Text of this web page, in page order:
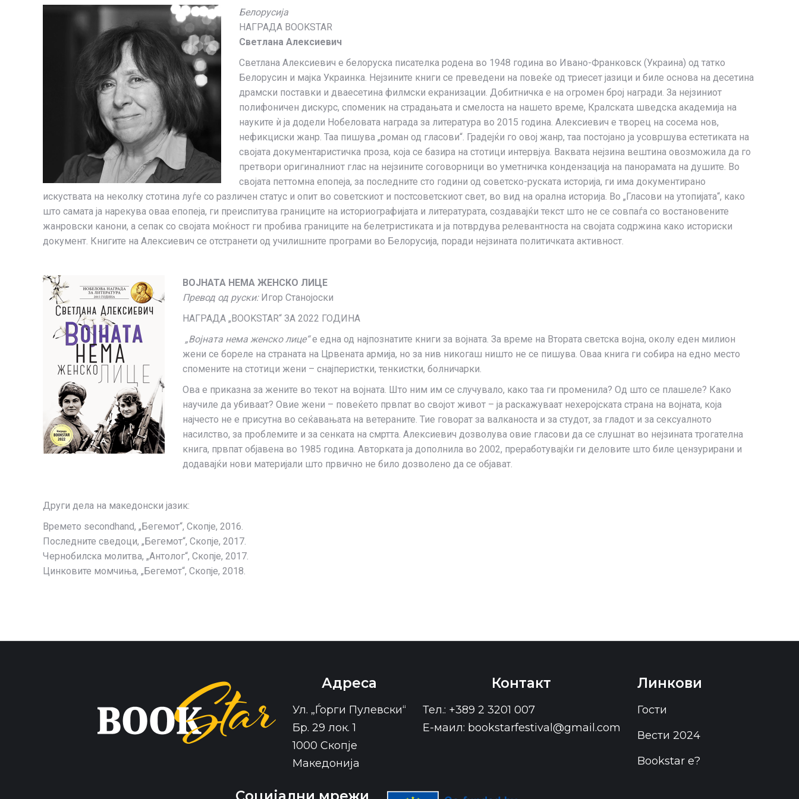
Белорусија
НАГРАДА BOOKSTAR
Светлана Алексиевич
Светлана Алексиевич е белоруска писателка родена во 1948 година во Ивано-Франкoвск (Украина) од татко
Белорусин и мајка Украинка. Нејзините книги се преведени на повеќе од триесет јазици и биле основа на десетина
драмски поставки и дваесетина филмски екранизации. Добитничка е на огромен број награди. За нејзиниот
полифоничен дискурс, споменик на страдањата и смелоста на нашето време, Кралската шведска академија на
науките ѝ ја додели Нобеловата награда за литература во 2015 година. Алексиевич е творец на сосема нов,
нефикциски жанр. Таа пишува „роман од гласови“. Градејќи го овој жанр, таа постојано ја усовршува естетиката на
својата документаристичка проза, која се базира на стотици интервјуа. Ваквата нејзина вештина овозможила да го
претвори оригиналниот глас на нејзините соговорници во уметничка кондензација на панорамата на душите. Во
својата петтомна епопеја, за последните сто години од советско-руската историја, ги има документирано
искуствата на неколку стотина луѓе со различен статус и опит во советскиот и постсоветскиот свет, во вид на орална историја. Во „Гласови на утопијата“, како
што самата ја нарекува оваа епопеја, ги преиспитува границите на историографијата и литературата, создавајќи текст што не се совпаѓа со востановените
жанровски канони, а сепак со својата моќност ги пробива границите на белетристиката и ја потврдува релевантноста на својата содржина како историски
документ. Книгите на Алексиевич се отстранети од училишните програми во Белорусија, поради нејзината политичката активност.
ВОЈНАТА НЕМА ЖЕНСКО ЛИЦЕ
Превод од руски:Игор Станојоски
НАГРАДА „BOOKSTAR“ ЗА 2022 ГОДИНА
„Војната нема женско лице“е една од најпознатите книги за војната. За време на Втората светска војна, околу еден милион
жени се бореле на страната на Црвената армија, но за нив никогаш ништо не се пишува. Оваа книга ги собира на едно место
спомените на стотици жени – снајперистки, тенкистки, болничарки.
Ова е приказна за жените во текот на војната. Што ним им се случувало, како таа ги променила? Од што се плашеле? Како
научиле да убиваат? Овие жени – повеќето првпат во својот живот – ја раскажуваат нехеројската страна на војната, која
најчесто не е присутна во сеќавањата на ветераните. Тие говорат за валканоста и за студот, за гладот и за сексуалното
насилство, за проблемите и за сенката на смртта. Алексиевич дозволува овие гласови да се слушнат во нејзината трогателна
книга, првпат објавена во 1985 година. Авторката ја дополнила во 2002, преработувајќи ги деловите што биле цензурирани и
додавајќи нови материјали што првично не било дозволено да се објават.
Други дела на македонски јазик:
Времето secondhand, „Бегемот“, Скопје, 2016.
Последните сведоци, „Бегемот“, Скопје, 2017.
Чернобилска молитва, „Антолог“, Скопје, 2017.
Цинковите момчиња, „Бегемот“, Скопје, 2018.
Адреса
Ул. „Ѓорги Пулевски“
Бр. 29 лок. 1
1000 Скопје
Македонија
Контакт
Тел.: +389 2 3201 007
Е-маил: bookstarfestival@gmail.com
Линкови
Гости
Вести 2024
Bookstar е?